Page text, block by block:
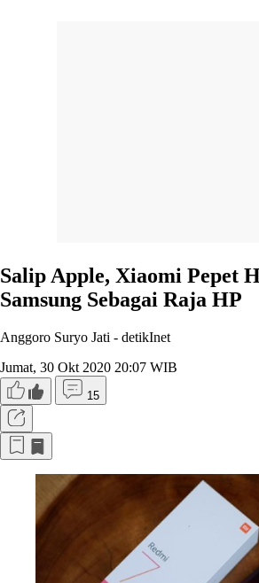
Salip Apple, Xiaomi Pepet
Samsung Sebagai Raja HP
Anggoro Suryo Jati - detikInet
Jumat, 30 Okt 2020 20:07 WIB
15